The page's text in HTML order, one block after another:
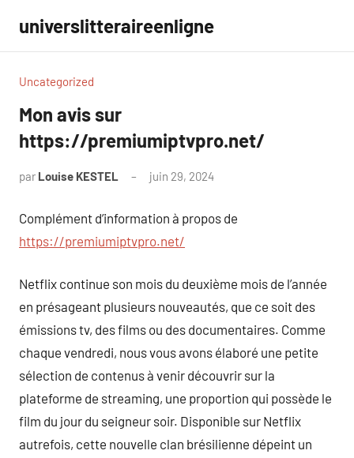
contenu
universlitteraireenligne
Uncategorized
Mon avis sur
https://premiumiptvpro.net/
par Louise KESTEL juin 29, 2024
Complément d’information à propos de
https://premiumiptvpro.net/
Netflix continue son mois du deuxième mois de l’année
en présageant plusieurs nouveautés, que ce soit des
émissions tv, des films ou des documentaires. Comme
chaque vendredi, nous vous avons élaboré une petite
sélection de contenus à venir découvrir sur la
plateforme de streaming, une proportion qui possède le
film du jour du seigneur soir. Disponible sur Netflix
autrefois, cette nouvelle clan brésilienne dépeint un